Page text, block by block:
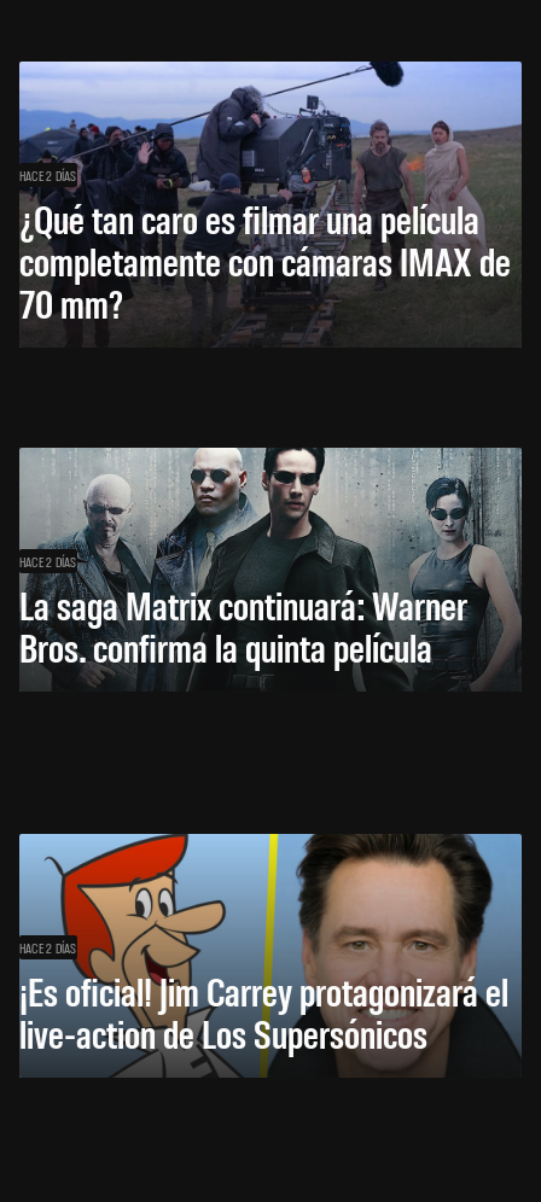
HACE 2 DÍAS
¿Qué tan caro es filmar una película
completamente con cámaras IMAX de
70 mm?
HACE 2 DÍAS
La saga Matrix continuará: Warner
Bros. confirma la quinta película
HACE 2 DÍAS
¡Es oficial! Jim Carrey protagonizará el
live-action de Los Supersónicos